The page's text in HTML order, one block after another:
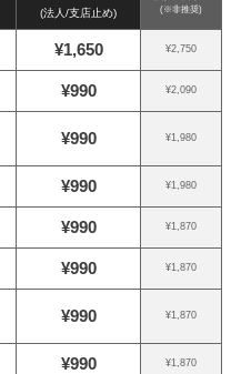
(法人/支店止め) (※非推奨)
¥1,650 ¥2,750
¥990 ¥2,090
¥990 ¥1,980
¥990 ¥1,980
¥990 ¥1,870
¥990 ¥1,870
¥990 ¥1,870
¥990 ¥1,870